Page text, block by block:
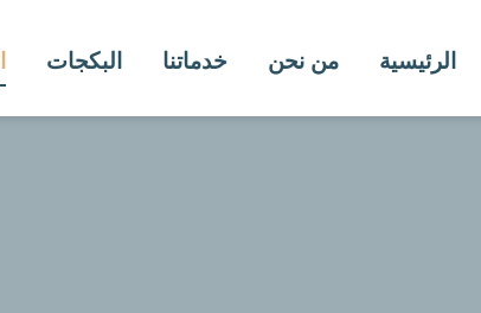
الرئيسية من نحن خدماتنا البكجات